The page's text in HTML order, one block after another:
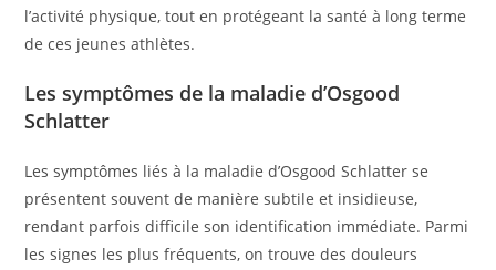
l’activité physique, tout en protégeant la santé à long terme
de ces jeunes athlètes.
Les symptômes de la maladie d’Osgood
Schlatter
Les symptômes liés à la maladie d’Osgood Schlatter se
présentent souvent de manière subtile et insidieuse,
rendant parfois difficile son identification immédiate. Parmi
les signes les plus fréquents, on trouve des douleurs